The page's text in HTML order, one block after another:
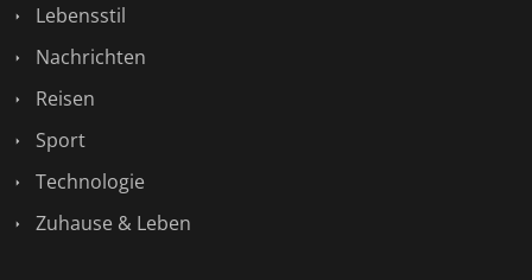
Lebensstil
Nachrichten
Reisen
Sport
Technologie
Zuhause & Leben